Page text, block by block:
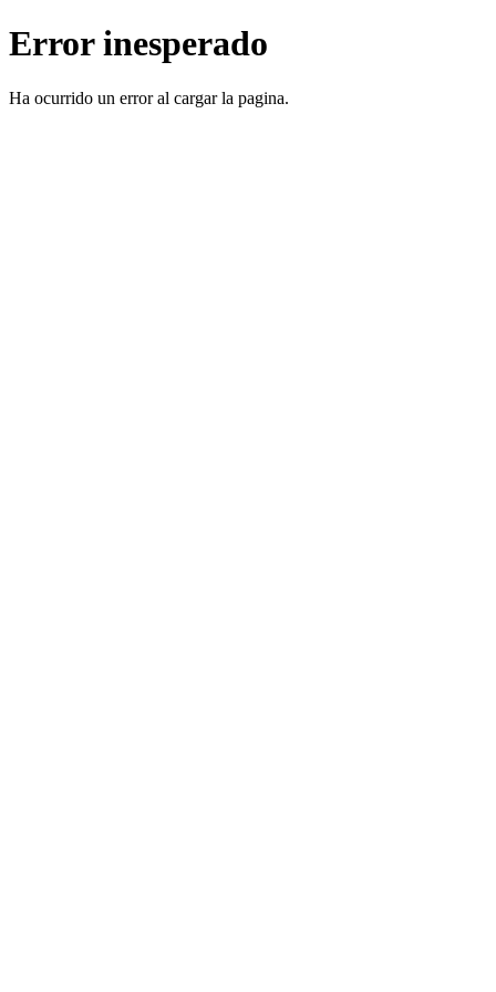
Error inesperado
Ha ocurrido un error al cargar la pagina.